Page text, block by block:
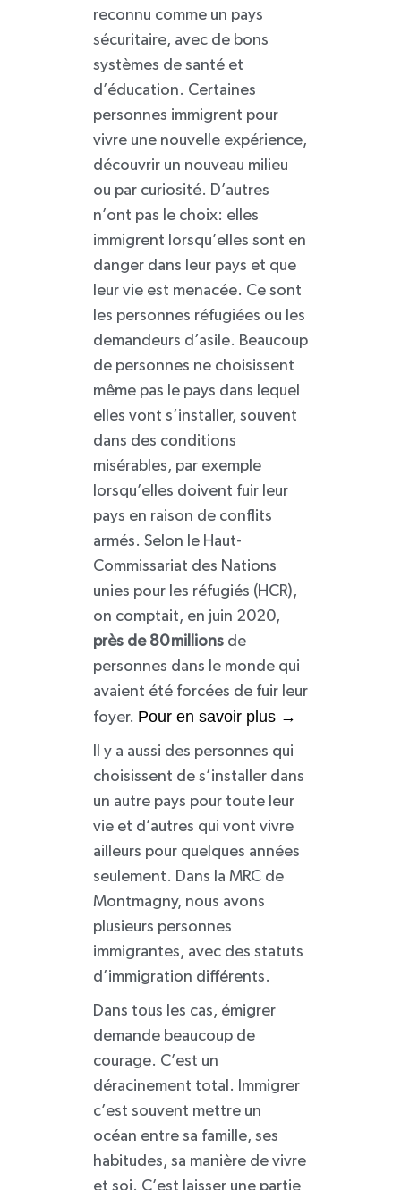
reconnu comme un pays
sécuritaire, avec de bons
systèmes de santé et
d’éducation. Certaines
personnes immigrent pour
vivre une nouvelle expérience,
découvrir un nouveau milieu
ou par curiosité. D’autres
n’ont pas le choix: elles
immigrent lorsqu’elles sont en
danger dans leur pays et que
leur vie est menacée. Ce sont
les personnes réfugiées ou les
demandeurs d’asile. Beaucoup
de personnes ne choisissent
même pas le pays dans lequel
elles vont s’installer, souvent
dans des conditions
misérables, par exemple
lorsqu’elles doivent fuir leur
pays en raison de conflits
armés. Selon le Haut-
Commissariat des Nations
unies pour les réfugiés (HCR),
on comptait, en juin 2020,
près de 80 millions de
personnes dans le monde qui
avaient été forcées de fuir leur
foyer. Pour en savoir plus →
Il y a aussi des personnes qui
choisissent de s’installer dans
un autre pays pour toute leur
vie et d’autres qui vont vivre
ailleurs pour quelques années
seulement. Dans la MRC de
Montmagny, nous avons
plusieurs personnes
immigrantes, avec des statuts
d’immigration différents.
Dans tous les cas, émigrer
demande beaucoup de
courage. C’est un
déracinement total. Immigrer
c’est souvent mettre un
océan entre sa famille, ses
habitudes, sa manière de vivre
et soi. C’est laisser une partie